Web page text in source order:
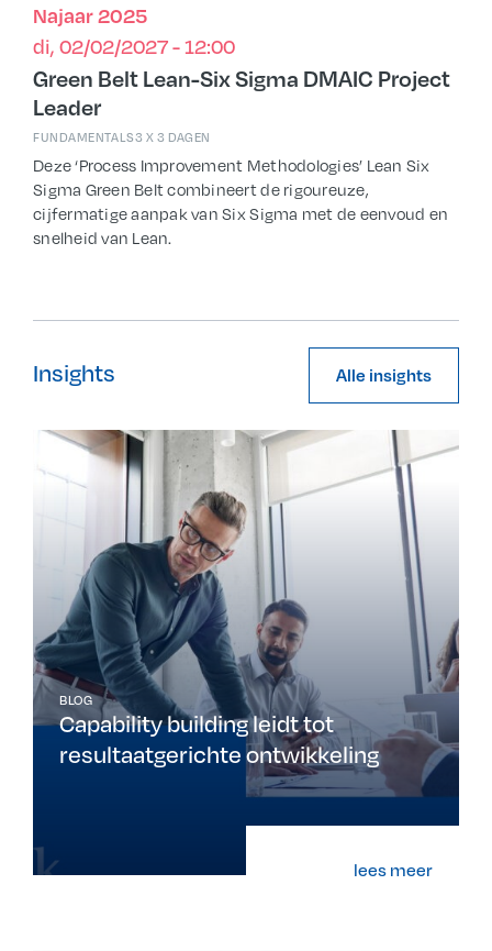
Najaar 2025
di, 02/02/2027 - 12:00
Green Belt Lean-Six Sigma DMAIC Project
Leader
FUNDAMENTALS3 X 3 DAGEN
Deze ‘Process Improvement Methodologies’ Lean Six
Sigma Green Belt combineert de rigoureuze,
cijfermatige aanpak van Six Sigma met de eenvoud en
snelheid van Lean.
Insights Alle insights
BLOG
Capability building leidt tot
resultaatgerichte ontwikkeling
lees meer